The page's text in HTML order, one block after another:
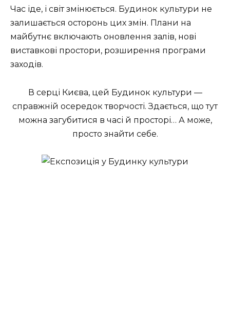
Час іде, і світ змінюється. Будинок культури не
залишається осторонь цих змін. Плани на
майбутнє включають оновлення залів, нові
виставкові простори, розширення програми
заходів.
В серці Києва, цей Будинок культури —
справжній осередок творчості. Здається, що тут
можна загубитися в часі й просторі… А може,
просто знайти себе.